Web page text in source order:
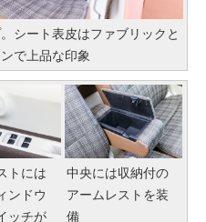
シート表皮はファブリックと
で上品な印象
トには
ンドウ
ッチが
中央には収納付の
アームレストを装
備